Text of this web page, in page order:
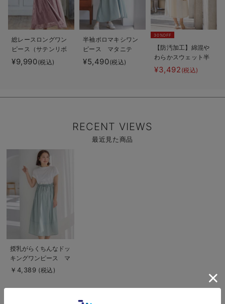
総レースロングワン
ピース（サテンリボ
ンベルト付） マタ
ニティ・授乳服【出
¥9,990(税込)
半袖ポロマキシワン
ピース マタニテ
ィ・授乳服【出産後
も長く使える】
¥5,490(税込)
30%OFF
【防汚加工】綿混や
わらかスウェット半
袖フレアワンピー
ス マタニティ・産
¥3,492 (税込)
RECENT VIEWS
最近見た商品
商
見
る
商
品
詳
細
を
授乳がらくちんなドッ
キングワンピース マ
タニティ・授乳服【出
Rosemadame（ロー
￥4,389 (税込)